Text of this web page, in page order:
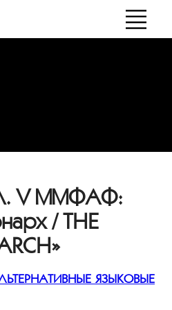
V ММФАФ:
/ THE
ЯЗЫКОВЫЕ